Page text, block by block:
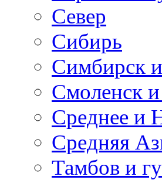
Север
Сибирь
Симбирск
Смоленск
Среднее и
Средняя
Тамбов и